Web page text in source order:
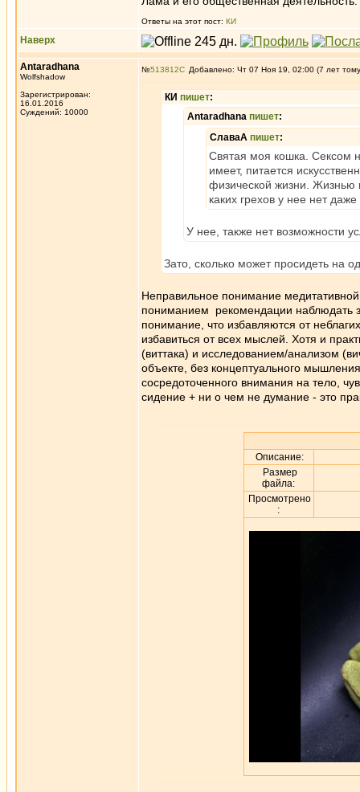
Ответы на этот пост: КИ
Наверх
Antaradhana
Wolfshadow
Зарегистрирован:
16.01.2016
Суждений: 10000
№513812 Добавлено: Чт 07 Ноя 19, 02:00 (7 лет
КИ пишет:
Antaradhana пишет:
СлаваА пишет:
Святая моя кошка. Сексом
имеет, питается
физической жизни. Жизнью
каких грехов у нее нет
У нее, также нет возможности
Зато, сколько может просидеть на
Неправильное понимание
пониманием рекомендации наблюдать
понимание, что избавляются от
избавиться от всех мыслей. Хотя и
(виттака) и исследованием/анализом
объекте, без концептуального
сосредоточенного внимания на тело,
сидение + ни о чем не думание - это
Описание:
Размер
файла:
Просмотрено
: